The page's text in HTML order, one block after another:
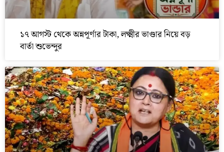
১৭ আগস্ট থেকে অন্নপূর্ণার টাকা, লক্ষ্মীর ভাণ্ডার নিয়ে বড়
বার্তা শুভেন্দুর